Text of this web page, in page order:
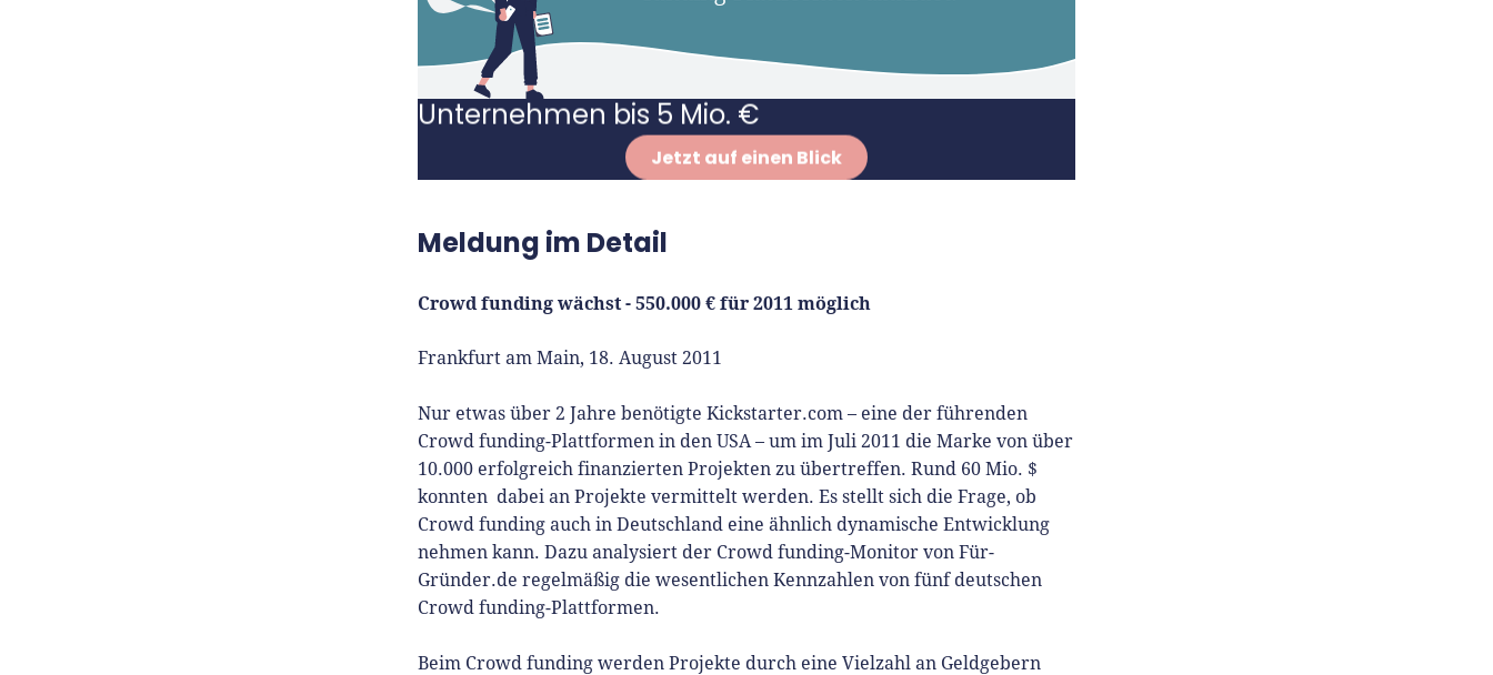
Top-Fördermittel:Für die Gründung und
Unternehmen bis 5 Mio. €
Meldung im Detail
Crowd funding wächst - 550.000 € für 2011 möglich
Frankfurt am Main, 18. August 2011
Nur etwas über 2 Jahre benötigte Kickstarter.com – eine der führenden
Crowd funding-Plattformen in den USA – um im Juli 2011 die Marke von über
10.000 erfolgreich finanzierten Projekten zu übertreffen. Rund 60 Mio. $
konnten dabei an Projekte vermittelt werden. Es stellt sich die Frage, ob
Crowd funding auch in Deutschland eine ähnlich dynamische Entwicklung
nehmen kann. Dazu analysiert der Crowd funding-Monitor von Für-
Gründer.de regelmäßig die wesentlichen Kennzahlen von fünf deutschen
Crowd funding-Plattformen.
Beim Crowd funding werden Projekte durch eine Vielzahl an Geldgebern